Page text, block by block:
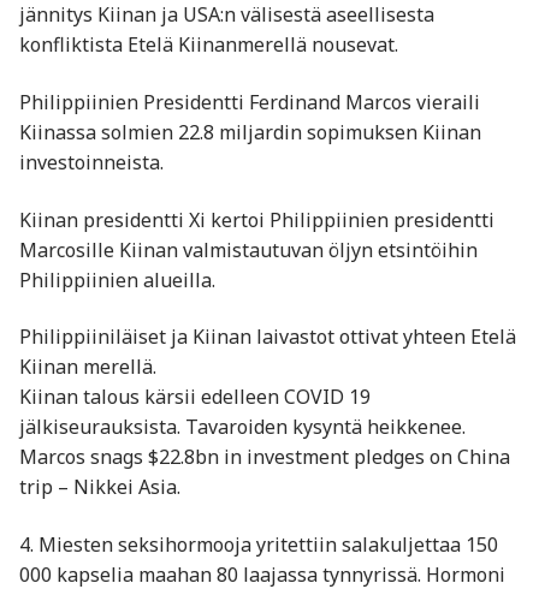
jännitys Kiinan ja USA:n välisestä aseellisesta
konfliktista Etelä Kiinanmerellä nousevat.
Philippiinien Presidentti Ferdinand Marcos vieraili
Kiinassa solmien 22.8 miljardin sopimuksen Kiinan
investoinneista.
Kiinan presidentti Xi kertoi Philippiinien presidentti
Marcosille Kiinan valmistautuvan öljyn etsintöihin
Philippiinien alueilla.
Philippiiniläiset ja Kiinan laivastot ottivat yhteen Etelä
Kiinan merellä.
Kiinan talous kärsii edelleen COVID 19
jälkiseurauksista. Tavaroiden kysyntä heikkenee.
Marcos snags $22.8bn in investment pledges on China
trip – Nikkei Asia.
4. Miesten seksihormooja yritettiin salakuljettaa 150
000 kapselia maahan 80 laajassa tynnyrissä. Hormoni